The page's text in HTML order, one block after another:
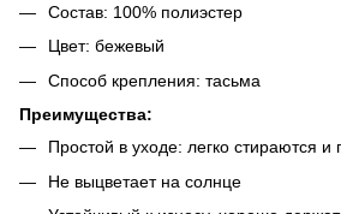
Состав: 100% полиэстер
Цвет: бежевый
Способ крепления: тасьма
Преимущества:
Простой в уходе: легко стираются и
Не выцветает на солнце